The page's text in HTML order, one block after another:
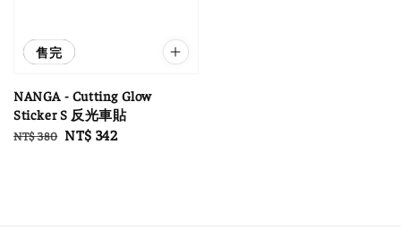
優惠
售完
NANGA - Cutting Glow
Sticker S 反光車貼
Regular
NT$ 380 Sale
NT$ 342